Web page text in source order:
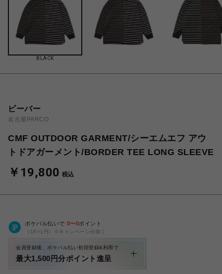
BLACK
ビーバー
名古屋PARCO
CMF OUTDOOR GARMENT/シーエムエフ アウ
トドアガーメント/BORDER TEE LONG SLEEVE
￥19,800 税込
ポケパル払いで 0〜0ポイント
（1P=1円）※キャンペーン分除く
会員登録後、ポケパル払い初回登録&利用で
最大1,500円分ポイント進呈